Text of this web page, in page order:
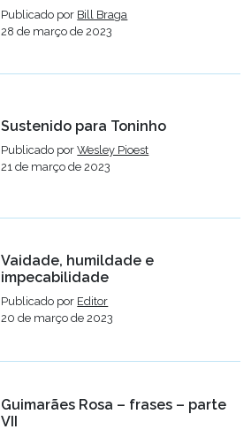
Publicado por Bill Braga
28 de março de 2023
Sustenido para Toninho
Publicado porWesley Pioest
21 de março de 2023
Vaidade, humildade e
impecabilidade
Publicado por Editor
20 de março de 2023
Guimarães Rosa – frases – parte
VII